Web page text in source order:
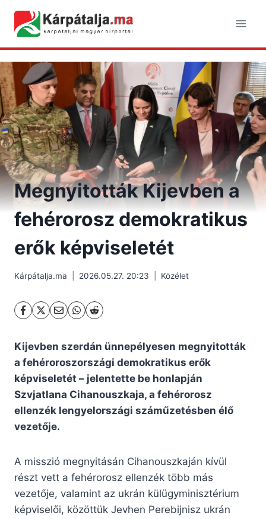
content
Megnyitották Kijevben a
fehérorosz demokratikus
erők képviseletét
Kárpátalja.ma 2026.05.27. 20:23 Közélet
Kijevben szerdán ünnepélyesen megnyitották
a fehéroroszországi demokratikus erők
képviseletét – jelentette be honlapján
Szvjatlana Cihanouszkaja, a fehérorosz
ellenzék lengyelországi száműzetésben élő
vezetője.
A misszió megnyitásán Cihanouszkaján kívül
részt vett a fehérorosz ellenzék több más
vezetője, valamint az ukrán külügyminisztérium
képviselői, közöttük Jevhen Perebijnisz ukrán